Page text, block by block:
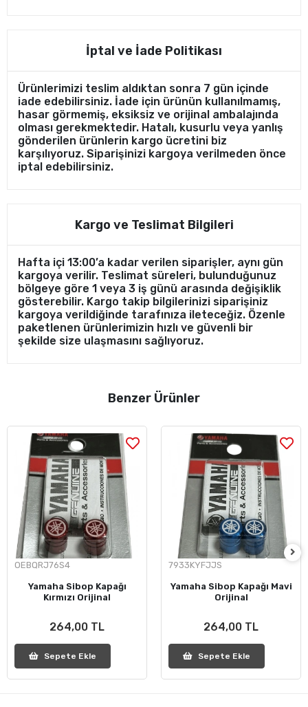
İptal ve İade Politikası
Ürünlerimizi teslim aldıktan sonra 7 gün içinde
iade edebilirsiniz. İade için ürünün kullanılmamış,
hasar görmemiş, eksiksiz ve orijinal ambalajında
olması gerekmektedir. Hatalı, kusurlu veya yanlış
gönderilen ürünlerin kargo ücretini biz
karşılıyoruz. Siparişinizi kargoya verilmeden önce
iptal edebilirsiniz.
Kargo ve Teslimat Bilgileri
Hafta içi 13:00’a kadar verilen siparişler, aynı gün
kargoya verilir. Teslimat süreleri, bulunduğunuz
bölgeye göre 1 veya 3 iş günü arasında değişiklik
gösterebilir. Kargo takip bilgilerinizi siparişiniz
kargoya verildiğinde tarafınıza ileteceğiz. Özenle
paketlenen ürünlerimizin hızlı ve güvenli bir
şekilde size ulaşmasını sağlıyoruz.
Benzer Ürünler
OEBQRJ76S4
Yamaha Sibop Kapağı
Kırmızı Orijinal
264,00 TL
Sepete Ekle
7933KYFJJS
Yamaha Sibop Kapağı Mavi
Orijinal
264,00 TL
Sepete Ekle